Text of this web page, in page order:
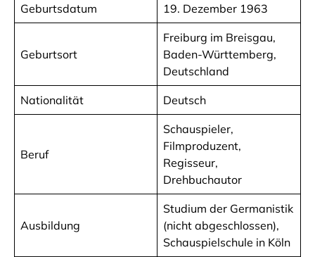
Geburtsdatum 19. Dezember 1963
Geburtsort
Freiburg im Breisgau,
Baden-Württemberg,
Deutschland
Nationalität Deutsch
Beruf
Schauspieler,
Filmproduzent,
Regisseur,
Drehbuchautor
Ausbildung
Studium der Germanistik
(nicht abgeschlossen),
Schauspielschule in Köln